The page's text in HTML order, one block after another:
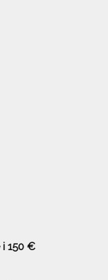
150 €